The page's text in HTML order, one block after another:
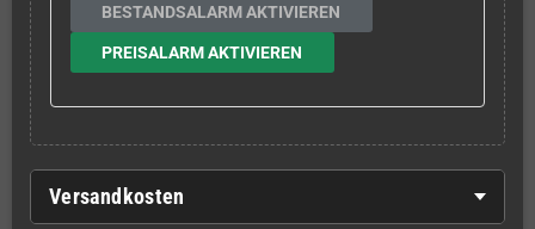
BESTANDSALARM AKTIVIEREN
PREISALARM AKTIVIEREN
Versandkosten